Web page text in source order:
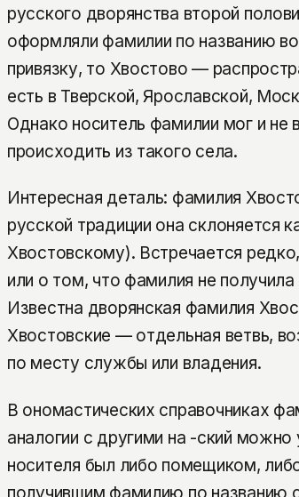
русского дворянства второй
оформляли фамилии по названию
привязку, то Хвостово —
есть в Тверской, Ярославской,
Однако носитель фамилии мог и не
происходить из такого села.
Интересная деталь: фамилия
русской традиции она склоняется
Хвостовскому). Встречается
или о том, что фамилия не
Известна дворянская фамилия
Хвостовские — отдельная ветвь,
по месту службы или владения.
В ономастических справочниках
аналогии с другими на -ский можно
носителя был либо помещиком,